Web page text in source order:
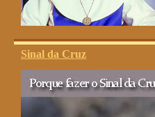
Sinal da Cruz